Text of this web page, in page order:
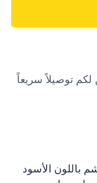
توصيلاً سريعاً
باللون الأسود